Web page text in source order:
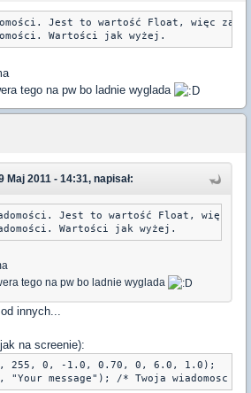
Jest to wartość Float, więc
Wartości jak wyżej.
tego na pw bo ladnie wyglada
2011 - 14:31, napisał:
Jest to wartość Float, więc
Wartości jak wyżej.
tego na pw bo ladnie wyglada
innych...
na screenie):
255, 0, -1.0, 0.70, 0, 6.0, 1.0);
"Your message"); /* Twoja wiadomosc */